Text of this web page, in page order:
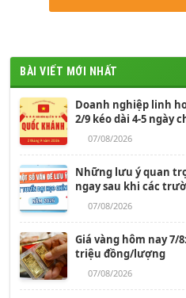
BÀI VIẾT MỚI NHẤT
Doanh nghiệp linh
2/9 kéo dài 4-5 ngày
07/08/2026
Những lưu ý quan
ngay sau khi các
07/08/2026
Giá vàng hôm nay 7/
triệu đồng/lượng
07/08/2026